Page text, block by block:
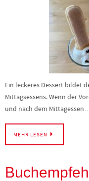
Ein leckeres Dessert bildet
Mittagsessens. Wenn der
und nach dem
MEHR LESEN